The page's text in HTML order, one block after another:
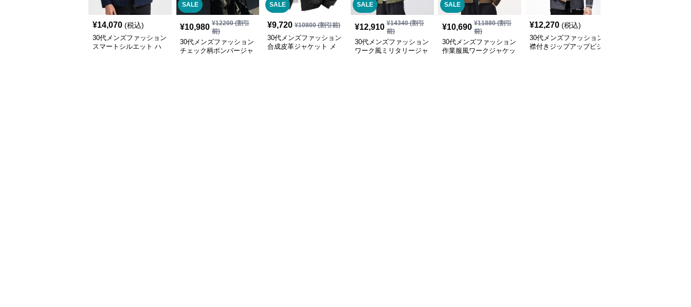
¥14,070 (税込)
30代メンズファッション
スマートシルエット ハ
SALE
¥10,980 ¥12200(割引
前)
30代メンズファッション
チェック柄ボンバージャ
SALE
¥9,720 ¥10800(割引前)
30代メンズファッション
合成皮革ジャケット メ
SALE
¥12,910 ¥14340(割引
前)
30代メンズファッション
ワーク風ミリタリージャ
SALE
¥10,690 ¥11880(割引
前)
30代メンズファッション
作業服風ワークジャケッ
¥12,270 (税込)
30代メンズファッション
襟付きジップアップビジ